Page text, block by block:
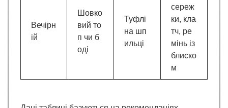
Вечірн
ій
Шовко
вий то
п чи б
оді
Туфлі
на шп
ильці
сереж
ки, кла
тч, ре
мінь із
блиско
м